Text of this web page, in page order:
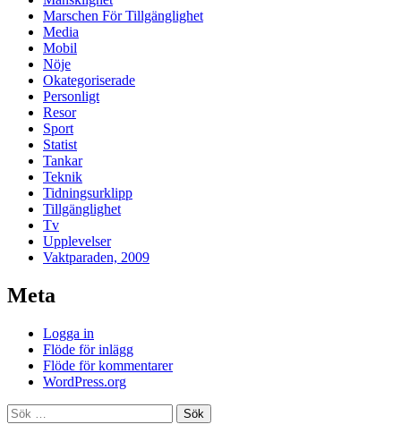
Marschen För Tillgänglighet
Media
Mobil
Nöje
Okategoriserade
Personligt
Resor
Sport
Statist
Tankar
Teknik
Tidningsurklipp
Tillgänglighet
Tv
Upplevelser
Vaktparaden, 2009
Meta
Logga in
Flöde för inlägg
Flöde för kommentarer
WordPress.org
Sök
efter: